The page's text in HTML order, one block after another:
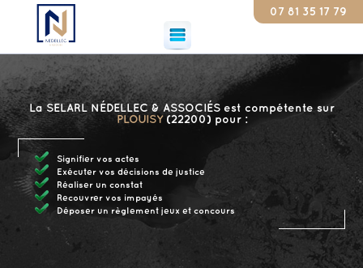
07 81 35 17 79
La SELARL NÉDELLEC & ASSOCIÉS est compétente sur
PLOUISY(22200) pour :
Signifier vos actes
Exécuter vos décisions de justice
Réaliser un constat
Recouvrer vos impayés
Déposer un règlement jeux et concours